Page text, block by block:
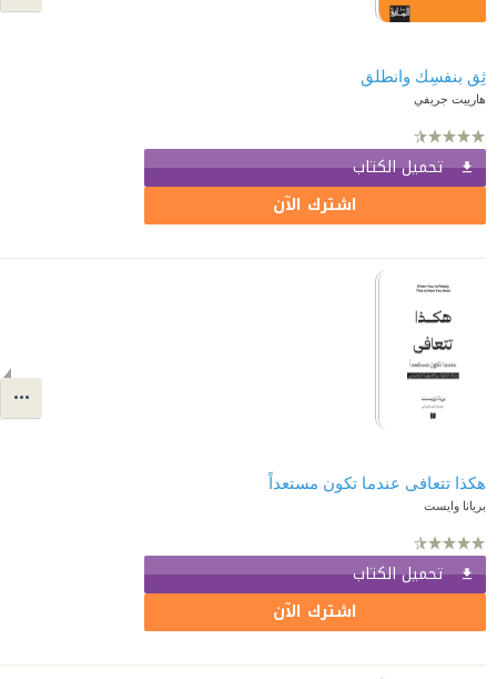
ثِق بنفسِك وانطلق
هارييت جريفي
تحميل الكتاب
اشترك الآن
هكذا تتعافى عندما تكون مستعداً
بريانا وايست
تحميل الكتاب
اشترك الآن